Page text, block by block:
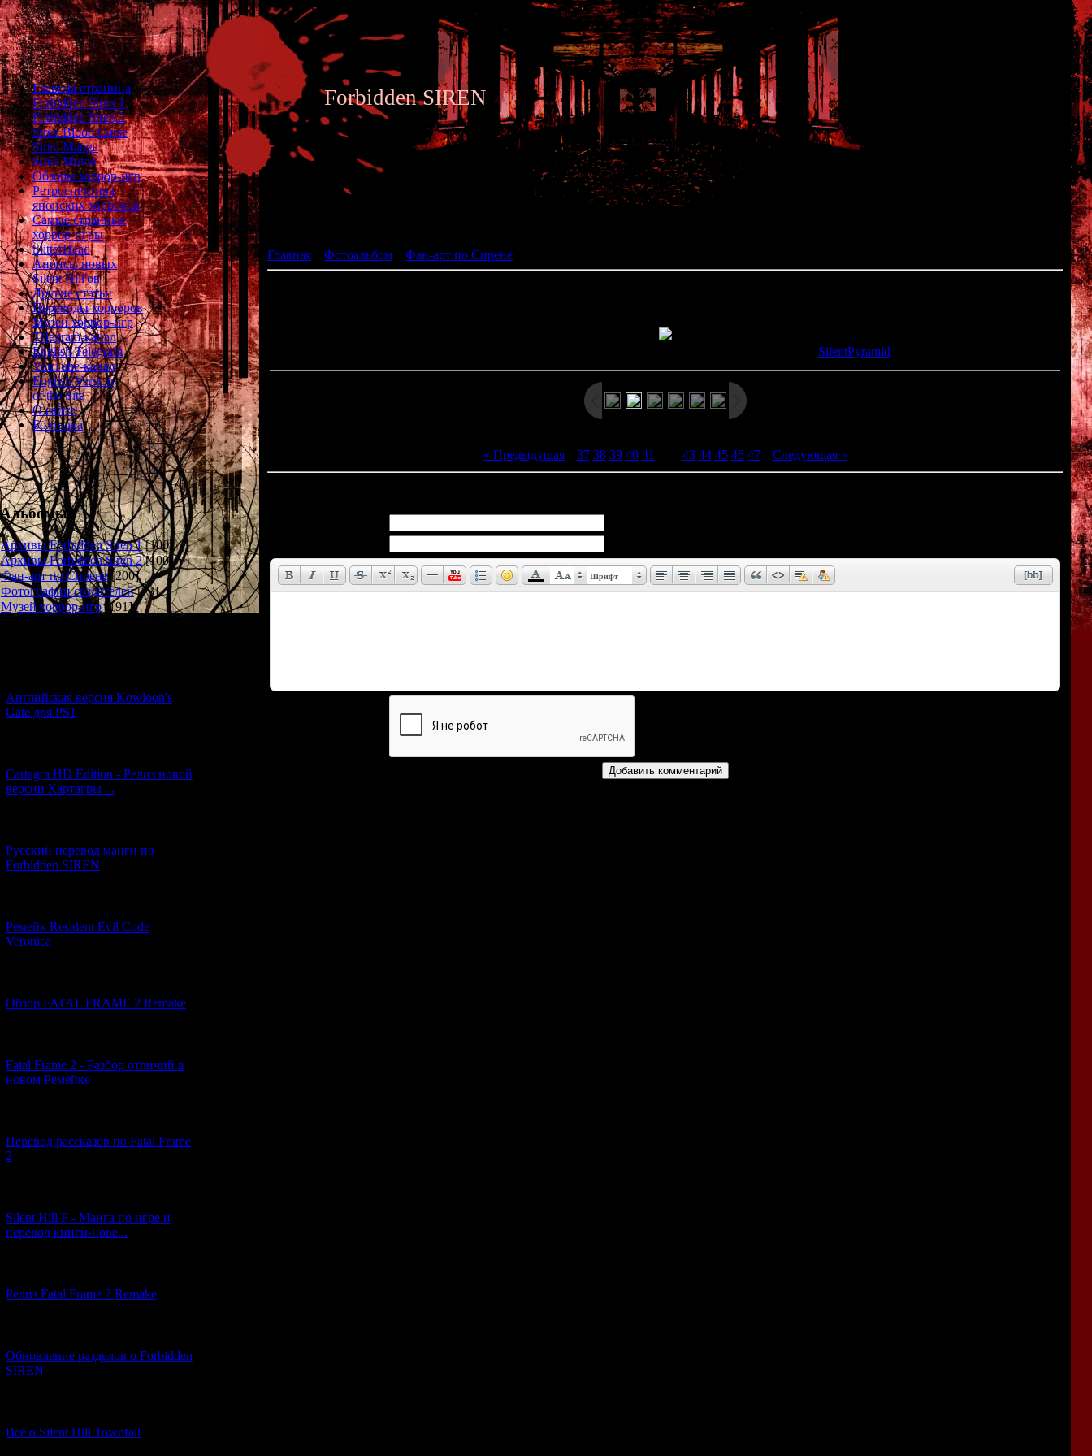
Главная страница
Forbidden Siren 1
Forbidden Siren 2
Siren Blood Curse
Siren Manga
Siren Movie
Обзоры хоррор-игр
Ретроспектива
японских хорроров
Самые странные
хоррор-игры
SlitterHead
Анонсы новых
Silent Hill'ов
Другие статьи
Переводы хорроров
Музей хоррор-игр
Telegram-канал
English Telegram
YouTube-канал
English Version
of the Site
О сайте
Болталка
Альбомы
Архивы Forbidden Siren 1 [100]
Архивы Forbidden Siren 2 [100]
Фан-арт по Сирене [200]
Фотографии создателей [73]
Музей хоррор-игр
[191]
Английская версия Kowloon's
Gate для PS1
Cartagra HD Edition - Релиз новой
версии Картагры ...
Русский перевод манги по
Forbidden SIREN
Ремейк Resident Evil Code
Veronica
Обзор FATAL FRAME 2 Remake
Fatal Frame 2 - Разбор отличий в
новом Ремейке
Перевод рассказов по Fatal Frame
2
Silent Hill F - Манга по игре и
перевод книги-нове...
Релиз Fatal Frame 2 Remake
Обновление разделов о Forbidden
SIREN
Всё о Silent Hill Townfall
Forbidden SIREN
Главная Фотоальбом Фан-арт по Сирене
SilentPyramid
« Предыдущая| 37 38 39 40 41 43 44 45 46 47| Следующая »
Шрифт